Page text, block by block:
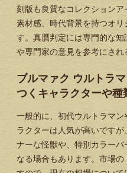
刻版も良質なコレクション
素材感、時代背景を持つオ
す。真贋判定には専門的な
や専門家の意見を参考にされ
ブルマァク ウルトラ
つくキャラクターや種
一般的に、初代ウルトラマ
ラクターは人気が高いです
ナーな怪獣や、特別カラー
なる場合もあります。市場